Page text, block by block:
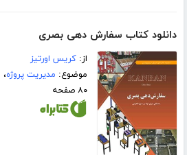
دانلود کتاب سفارش دهی بصری
از:کریس اورتیز
موضوع: مدیریت پروژه،
۸۰ صفحه